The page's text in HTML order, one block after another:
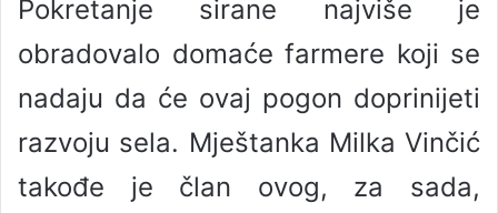
Pokretanje sirane najviše je
obradovalo domaće farmere koji se
nadaju da će ovaj pogon doprinijeti
razvoju sela. Mještanka Milka Vinčić
takođe je član ovog, za sada,